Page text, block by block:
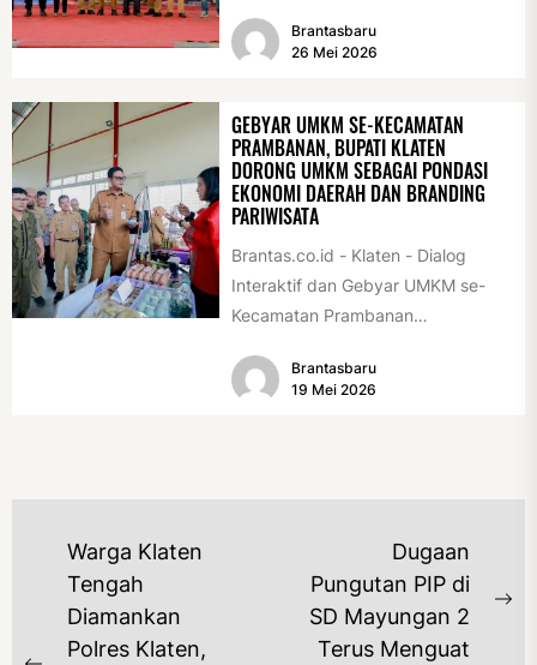
Rumah Tidak Layak Huni...
Brantasbaru
26 Mei 2026
GEBYAR UMKM SE-KECAMATAN
PRAMBANAN, BUPATI KLATEN
DORONG UMKM SEBAGAI PONDASI
EKONOMI DAERAH DAN BRANDING
PARIWISATA
Brantas.co.id - Klaten - Dialog
Interaktif dan Gebyar UMKM se-
Kecamatan Prambanan
Geneng, Kecamatan Prambanan,
Brantasbaru
19 Mei 2026
NAVIGASI
POS
Warga Klaten
Tengah
Diamankan
Polres Klaten,
Dugaan
Pungutan PIP di
SD Mayungan 2
Terus Menguat